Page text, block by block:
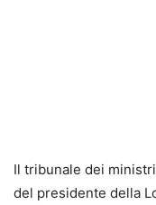
Il tribunale dei
del presidente della